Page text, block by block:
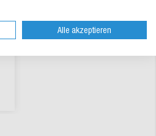
Alle akzeptieren